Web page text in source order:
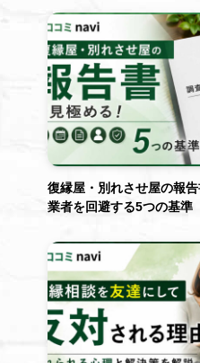
復縁屋・別れさせ屋の報
業者を回避する5つの基準